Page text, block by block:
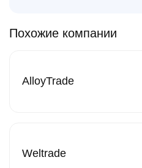
Похожие компании
AlloyTrade
Weltrade